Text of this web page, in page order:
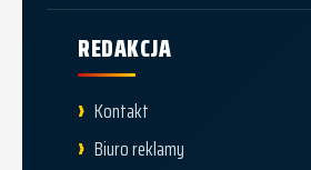
REDAKCJA
Kontakt
Biuro reklamy